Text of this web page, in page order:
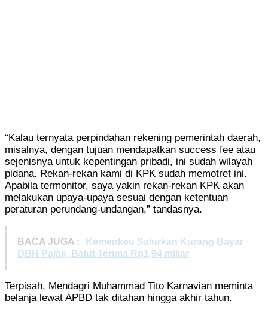
“Kalau ternyata perpindahan rekening pemerintah daerah,
misalnya, dengan tujuan mendapatkan success fee atau
sejenisnya untuk kepentingan pribadi, ini sudah wilayah
pidana. Rekan-rekan kami di KPK sudah memotret ini.
Apabila termonitor, saya yakin rekan-rekan KPK akan
melakukan upaya-upaya sesuai dengan ketentuan
peraturan perundang-undangan,” tandasnya.
BACA JUGA :
Kemenkeu Salurkan Kurang Bayar
DBH Pajak, Balut Terima Rp1,94 miliar
Terpisah, Mendagri Muhammad Tito Karnavian meminta
belanja lewat APBD tak ditahan hingga akhir tahun.